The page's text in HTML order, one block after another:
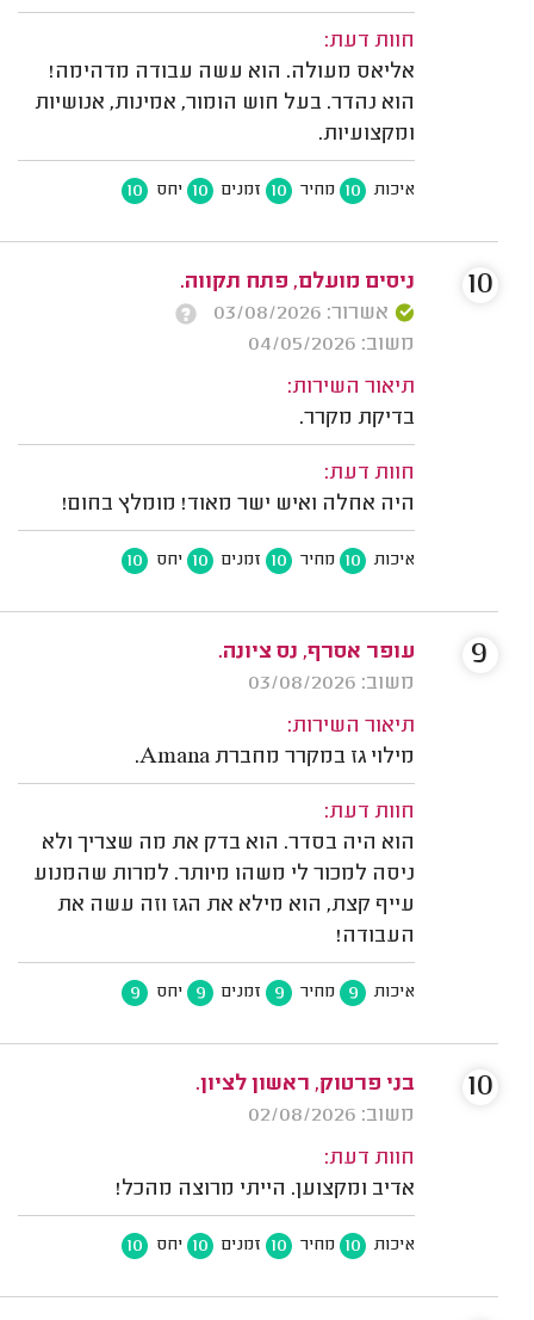
חוות דעת:
אליאס מעולה. הוא עשה עבודה מדהימה!
הוא נהדר. בעל חוש הומור, אמינות, אנושיות
ומקצועיות.
איכות 10 מחיר 10 זמנים 10 יחס 10
ניסים מועלם, פתח תקווה.
אשרור: 03/08/2026
משוב: 04/05/2026
תיאור השירות:
בדיקת מקרר.
חוות דעת:
היה אחלה ואיש ישר מאוד! מומלץ בחום!
איכות 10 מחיר 10 זמנים 10 יחס 10
10
עופר אסרף, נס ציונה.
משוב: 03/08/2026
תיאור השירות:
מילוי גז במקרר מחברת Amana.
חוות דעת:
הוא היה בסדר. הוא בדק את מה שצריך ולא
ניסה למכור לי משהו מיותר. למרות שהמנוע
עייף קצת, הוא מילא את הגז וזה עשה את
העבודה!
איכות 9 מחיר 9 זמנים 9 יחס 9
9
בני פרטוק, ראשון לציון.
משוב: 02/08/2026
חוות דעת:
אדיב ומקצוען. הייתי מרוצה מהכל!
איכות 10 מחיר 10 זמנים 10 יחס 10
10